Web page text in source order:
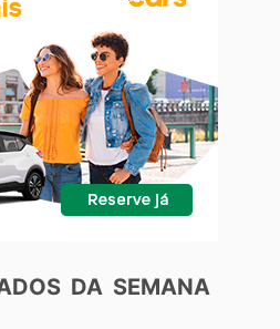
DA SEMANA